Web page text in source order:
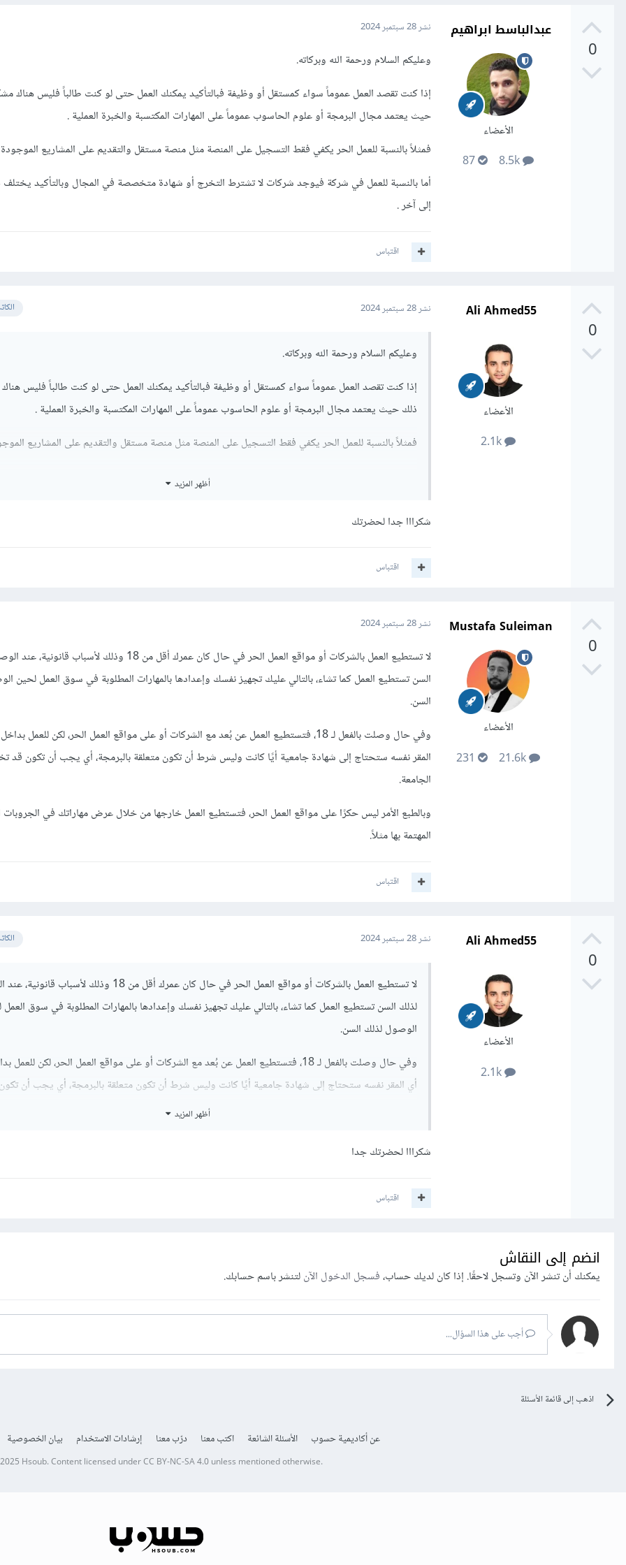
0
عبدالباسط ابراهيم
الأعضاء
نشر28 سبتمبر 2024
وعليكم السلام ورحمة الله وبركاته.
إذا كنت تقصد العمل عموماً سواء كمستقل أو وظيفة فبالتأكيد يمكنك العمل حتى لو كنت طالباً فليس هناك
حيث يعتمد مجال البرمجة أو علوم الحاسوب عموماً على المهارات المكتسبة والخبرة العملية .
فمثلاً بالنسبة للعمل الحر يكفي فقط التسجيل على المنصة مثل منصة مستقل والتقديم على المشاريع
أما بالنسبة للعمل في شركة فيوجد شركات لا تشترط التخرج أو شهادة متخصصة في المجال وبالتأكيد
إلى آخر .
اقتباس
0
Ali Ahmed55
الأعضاء
نشر28 سبتمبر 2024
وعليكم السلام ورحمة الله وبركاته.
إذا كنت تقصد العمل عموماً سواء كمستقل أو وظيفة فبالتأكيد يمكنك العمل حتى لو كنت طالباً فليس
ذلك حيث يعتمد مجال البرمجة أو علوم الحاسوب عموماً على المهارات المكتسبة والخبرة العملية .
فمثلاً بالنسبة للعمل الحر يكفي فقط التسجيل على المنصة مثل منصة مستقل والتقديم على المشاريع
أما بالنسبة للعمل في شركة فيوجد شركات لا تشترط التخرج أو شهادة متخصصة في المجال وبالتأكيد
أظهر المزيد
شكرااا جدا لحضرتك
اقتباس
0
Mustafa Suleiman
الأعضاء
نشر28 سبتمبر 2024
لا تستطيع العمل بالشركات أو مواقع العمل الحر في حال كان عمرك أقل من 18 وذلك
السن تستطيع العمل كما تشاء، بالتالي عليك تجهيز نفسك وإعدادها بالمهارات المطلوبة في سوق العمل لحين
السن.
وفي حال وصلت بالفعل لـ 18، فتستطيع العمل عن بُعد مع الشركات أو على مواقع العمل الحر، لكن للعمل
المقر نفسه ستحتاج إلى شهادة جامعية أيًا كانت وليس شرط أن تكون متعلقة بالبرمجة، أي يجب أن تكون قد
الجامعة.
وبالطبع الأمر ليس حكرًا على مواقع العمل الحر، فتستطيع العمل خارجها من خلال عرض مهاراتك في
المهتمة بها مثلاً.
اقتباس
0
Ali Ahmed55
الأعضاء
نشر28 سبتمبر 2024
لا تستطيع العمل بالشركات أو مواقع العمل الحر في حال كان عمرك أقل من 18 وذلك
لذلك السن تستطيع العمل كما تشاء، بالتالي عليك تجهيز نفسك وإعدادها بالمهارات المطلوبة في سوق
الوصول لذلك السن.
وفي حال وصلت بالفعل لـ 18، فتستطيع العمل عن بُعد مع الشركات أو على مواقع العمل الحر، لكن
أي المقر نفسه ستحتاج إلى شهادة جامعية أيًا كانت وليس شرط أن تكون متعلقة بالبرمجة، أي يجب أن
المختصة أو المهتمة بها مثلاً.
أظهر المزيد
شكرااا لحضرتك جدا
اقتباس
انضم إلى النقاش
يمكنك أن تنشر الآن وتسجل لاحقًا. إذا كان لديك حساب،فسجل الدخول الآنلتنشر باسم حسابك.
أجب على هذا السؤال...
اذهب إلى قائمة الأسئلة
عن أكاديمية حسوب الأسئلة الشائعة اكتب معنا درّب معنا إرشادات الاستخدام بيان الخصوصية
Hsoub.Content licensed underCC BY-NC-SA 4.0unless mentioned otherwise.